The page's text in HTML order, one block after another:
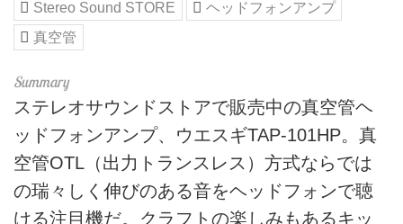
Stereo Sound STORE
ヘッドフォンアンプ
真空管
ステレオサウンドストアで販売中の真空管ヘ
ッドフォンアンプ、ウエスギTAP-101HP。真
空管OTL（出力トランスレス）方式ならでは
の瑞々しく伸びのある音をヘッドフォンで聴
ける注目機だ。クラフトの楽しみもあるキッ